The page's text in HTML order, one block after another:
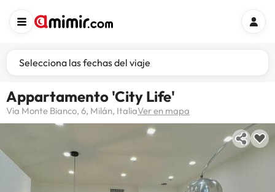
Selecciona las fechas del viaje
Appartamento 'City Life'
Via Monte Bianco, 6, Milán, ItaliaVer en mapa